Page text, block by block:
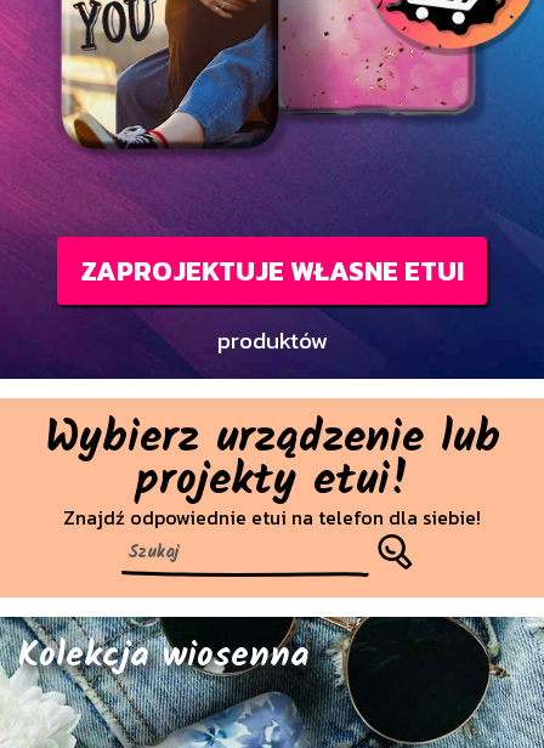
produktów
ZAPROJEKTUJE WŁASNE ETUI
Wybierz urządzenie lub
projekty etui!
Znajdź odpowiednie etui na telefon dla siebie!
Kolekcja wiosenna